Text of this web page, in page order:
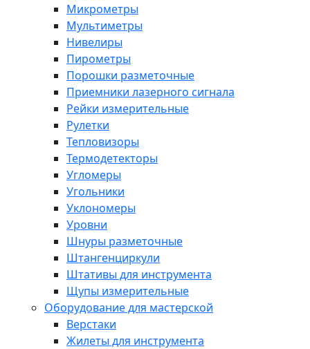
Микрометры
Мультиметры
Нивелиры
Пирометры
Порошки разметочные
Приемники лазерного сигнала
Рейки измерительные
Рулетки
Тепловизоры
Термодетекторы
Угломеры
Угольники
Уклономеры
Уровни
Шнуры разметочные
Штангенциркули
Штативы для инструмента
Щупы измерительные
Оборудование для мастерской
Верстаки
Жилеты для инструмента